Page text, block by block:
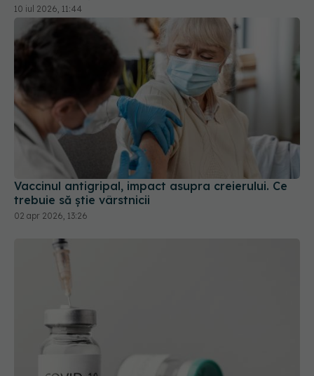
10 iul 2026, 11:44
Vaccinul antigripal, impact asupra creierului. Ce
trebuie să știe vârstnicii
02 apr 2026, 13:26